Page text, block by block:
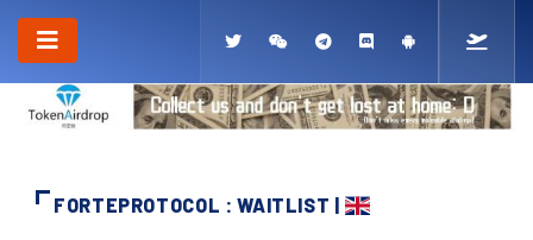
FORTEPROTOCOL : WAITLIST |
FORTEPROTOCOL